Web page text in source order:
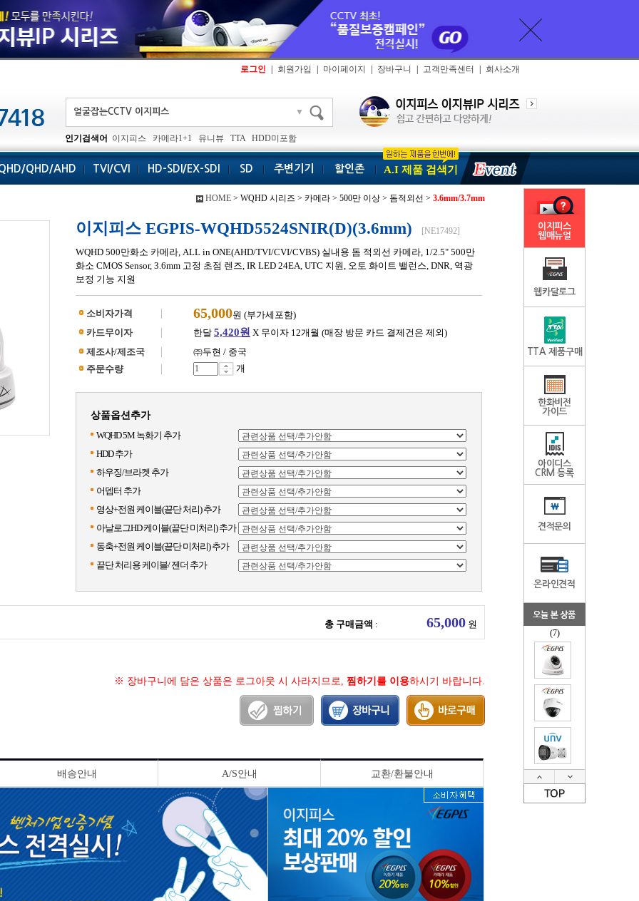
로그인 회원가입 마이페이지 장바구니 고객만족센터 회사소개
▼
인기검색어 이지피스 카메라1+1 유니뷰 TTA HDD미포함
QHD/AHD TVI/CVI HD-SDI/EX-SDI SD 주변기기 할인존 A.I 제품 검색기
HOME > WQHD 시리즈 > 카메라 > 500만 이상 > 돔적외선 > 3.6mm/3.7mm
이지피스 EGPIS-WQHD5524SNIR(D)(3.6mm) [NE17492]
WQHD 500만화소 카메라, ALL in ONE(AHD/TVI/CVI/CVBS) 실내용 돔 적외선 카메라, 1/2.5" 500만
화소 CMOS Sensor, 3.6mm 고정 초점 렌즈, IR LED 24EA, UTC 지원, 오토 화이트 밸런스, DNR, 역광
보정 기능 지원
소비자가격 65,000원 (부가세포함)
카드무이자
한달 5,420원 X 무이자 12개월 (매장 방문 카드 결제건은 제외)
제조사/제조국
㈜두현 / 중국
주문수량
개
상품옵션추가
WQHD 5M 녹화기 추가
HDD 추가
하우징/브라켓 추가
어뎁터 추가
영상+전원 케이블(끝단 처리) 추가
아날로그HD 케이블(끝단 미처리) 추가
동축+전원 케이블(끝단 미처리) 추가
끝단 처리용 케이블/ 젠더 추가
총 구매금액 : 원
※ 장바구니에 담은 상품은 로그아웃 시 사라지므로, 찜하기를 이용하시기 바랍니다.
배송안내 A/S안내 교환/환불안내
이지피스
웹매뉴얼
웹카달로그
TTA 제품구매
한화비전
가이드
아이디스
CRM 등록
견적문의
온라인견적
(7)